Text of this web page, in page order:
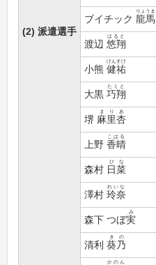
(2) 派遣選手
ブイチック 龍馬
りょうま
渡辺 悠翔
はると
小熊 健祐
けんすけ
大黒 巧翔
たくと
堺 麻里杏
まりあ
上野 香晴
こはる
森村 日菜
ひな
澤村 玲奈
れいな
森下 つぼ実
み
清利 葵乃
きの
かのん